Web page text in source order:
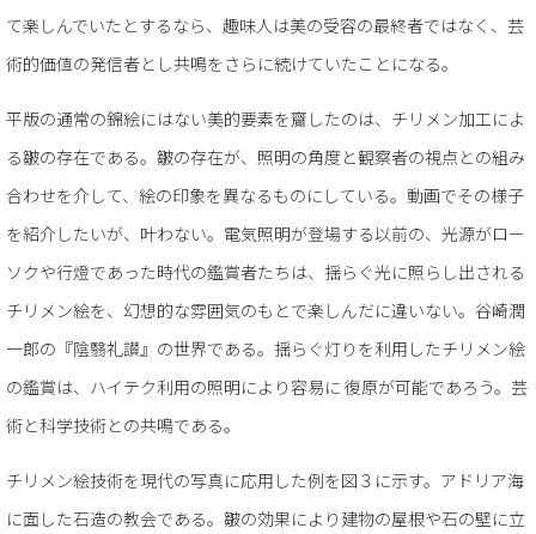
て楽しんでいたとするなら、趣味人は美の受容の最終者ではなく、芸
術的価値の発信者とし共鳴をさらに続けていたことになる。
平版の通常の錦絵にはない美的要素を齎したのは、チリメン加工によ
る皺の存在である。皺の存在が、照明の角度と観察者の視点との組み
合わせを介して、絵の印象を異なるものにしている。動画でその様子
を紹介したいが、叶わない。電気照明が登場する以前の、光源がロー
ソクや行燈であった時代の鑑賞者たちは、揺らぐ光に照らし出される
チリメン絵を、幻想的な雰囲気のもとで楽しんだに違いない。谷崎潤
一郎の『陰翳礼讃』の世界である。揺らぐ灯りを利用したチリメン絵
の鑑賞は、ハイテク利用の照明により容易に 復原が可能であろう。芸
術と科学技術との共鳴である。
チリメン絵技術を現代の写真に応用した例を図３に示す。アドリア海
に面した石造の教会である。皺の効果により建物の屋根や石の壁に立